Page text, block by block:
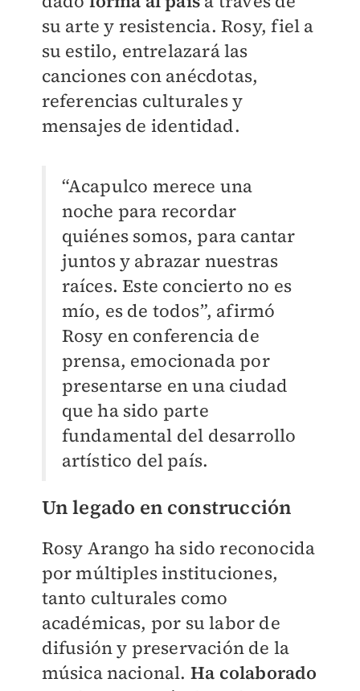
su arte y resistencia. Rosy, fiel a
su estilo, entrelazará las
canciones con anécdotas,
referencias culturales y
mensajes de identidad.
“Acapulco merece una
noche para recordar
quiénes somos, para cantar
juntos y abrazar nuestras
raíces. Este concierto no es
mío, es de todos”, afirmó
Rosy en conferencia de
prensa, emocionada por
presentarse en una ciudad
que ha sido parte
fundamental del desarrollo
artístico del país.
Un legado en construcción
Rosy Arango ha sido reconocida
por múltiples instituciones,
tanto culturales como
académicas, por su labor de
difusión y preservación de la
música nacional. Ha colaborado